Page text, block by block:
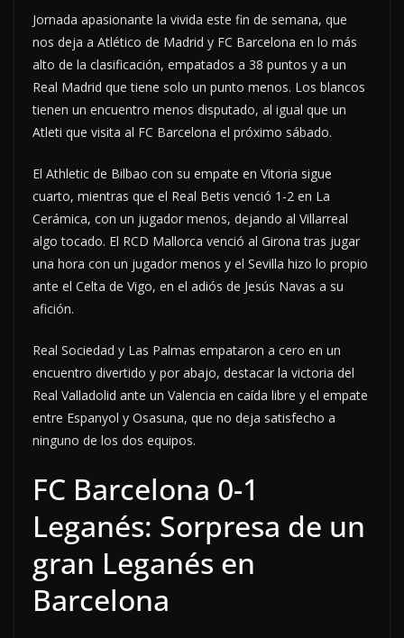
Jornada apasionante la vivida este fin de semana, que
nos deja a Atlético de Madrid y FC Barcelona en lo más
alto de la clasificación, empatados a 38 puntos y a un
Real Madrid que tiene solo un punto menos. Los blancos
tienen un encuentro menos disputado, al igual que un
Atleti que visita al FC Barcelona el próximo sábado.
El Athletic de Bilbao con su empate en Vitoria sigue
cuarto, mientras que el Real Betis venció 1-2 en La
Cerámica, con un jugador menos, dejando al Villarreal
algo tocado. El RCD Mallorca venció al Girona tras jugar
una hora con un jugador menos y el Sevilla hizo lo propio
ante el Celta de Vigo, en el adiós de Jesús Navas a su
afición.
Real Sociedad y Las Palmas empataron a cero en un
encuentro divertido y por abajo, destacar la victoria del
Real Valladolid ante un Valencia en caída libre y el empate
entre Espanyol y Osasuna, que no deja satisfecho a
ninguno de los dos equipos.
FC Barcelona 0-1
Leganés: Sorpresa de un
gran Leganés en
Barcelona